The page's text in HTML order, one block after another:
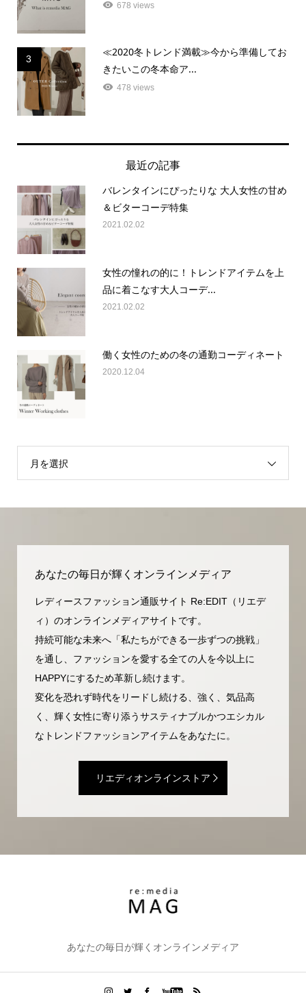
678 views
3
≪2020冬トレンド満載≫今から準備してお
きたいこの冬本命ア...
478 views
最近の記事
バレンタインにぴったりな 大人女性の甘め
＆ビターコーデ特集
2021.02.02
女性の憧れの的に！トレンドアイテムを上
品に着こなす大人コーデ...
2021.02.02
働く女性のための冬の通勤コーディネート
2020.12.04
月を選択
あなたの毎日が輝くオンラインメディア
レディースファッション通販サイト Re:EDIT（リエデ
ィ）のオンラインメディアサイトです。
持続可能な未来へ「私たちができる一歩ずつの挑戦」
を通し、ファッションを愛する全ての人を今以上に
HAPPYにするため革新し続けます。
変化を恐れず時代をリードし続ける、強く、気品高
く、輝く女性に寄り添うサスティナブルかつエシカル
なトレンドファッションアイテムをあなたに。
リエディオンラインストア
あなたの毎日が輝くオンラインメディア